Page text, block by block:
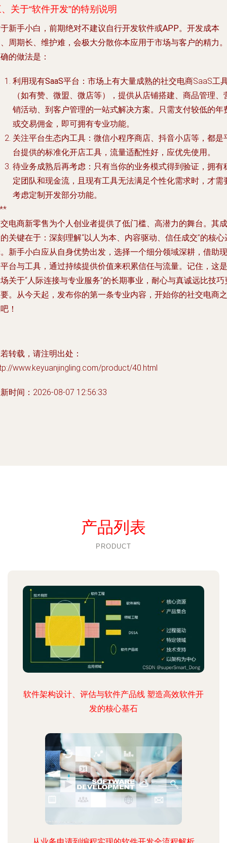
关于“软件开发”的特别说明
新手小白， 前期绝对不建议自行开发软件或APP。开发成本
周期长、维护难，会极大分散你本应用于市场与客户的精力。
的做法是：
利用现有SaaS平台 ：市场上有大量成熟的社交电商SaaS工
（如有赞、微盟、微店等），提供从店铺搭建、商品管理、
销活动、到客户管理的一站式解决方案。只需支付较低的年
或交易佣金，即可拥有专业功能。
关注平台生态内工具 ：微信小程序商店、抖音小店等，都是
台提供的标准化开店工具，流量适配性好，应优先使用。
待业务成熟后再考虑 ：只有当你的业务模式得到验证，拥有
定团队和现金流，且现有工具无法满足个性化需求时，才需
考虑定制开发部分功能。
电商新零售为个人创业者提供了低门槛、高潜力的舞台。其成
关键在于：深刻理解“以人为本、内容驱动、信任成交”的核心
新手小白应从自身优势出发，选择一个细分领域深耕，借助现
台与工具，通过持续提供价值来积累信任与流量。记住，这是
关于“人际连接与专业服务”的长期事业，耐心与真诚远比技巧
。从今天起，发布你的第一条专业内容，开始你的社交电商之
！
转载，请注明出处：
www.keyuanjingling.com/product/40.html
时间：2026-08-07 12:56:33
产品列表
PRODUCT
软件架构设计、评估与软件产品线 塑造高效软件开
发的核心基石